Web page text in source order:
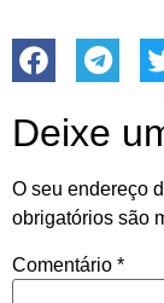
Deixe
O seu endereço
obrigatórios são
Comentário *